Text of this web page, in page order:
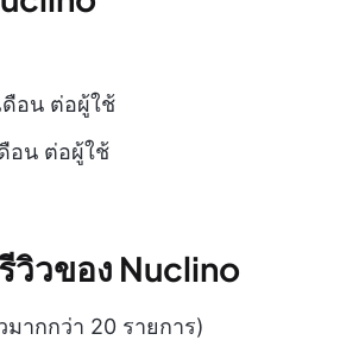
ดือน ต่อผู้ใช้
อน ต่อผู้ใช้
วของ Nuclino
มากกว่า 20 รายการ)